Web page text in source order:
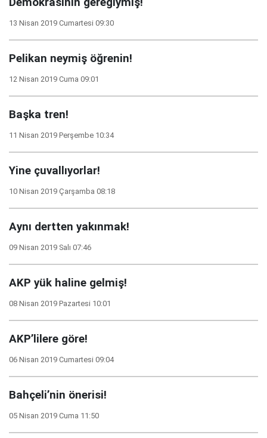
13 Nisan 2019 Cumartesi 09:30
Pelikan neymiş öğrenin!
12 Nisan 2019 Cuma 09:01
Başka tren!
11 Nisan 2019 Perşembe 10:34
Yine çuvallıyorlar!
10 Nisan 2019 Çarşamba 08:18
Aynı dertten yakınmak!
09 Nisan 2019 Salı 07:46
AKP yük haline gelmiş!
08 Nisan 2019 Pazartesi 10:01
AKP’lilere göre!
06 Nisan 2019 Cumartesi 09:04
Bahçeli’nin önerisi!
05 Nisan 2019 Cuma 11:50